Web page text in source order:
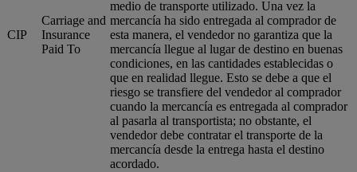
CIP
Carriage and
Insurance
Paid To
medio de transporte utilizado. Una vez la
mercancía ha sido entregada al comprador de
esta manera, el vendedor no garantiza que la
mercancía llegue al lugar de destino en buenas
condiciones, en las cantidades establecidas o
que en realidad llegue. Esto se debe a que el
riesgo se transfiere del vendedor al comprador
cuando la mercancía es entregada al comprador
al pasarla al transportista; no obstante, el
vendedor debe contratar el transporte de la
mercancía desde la entrega hasta el destino
acordado.